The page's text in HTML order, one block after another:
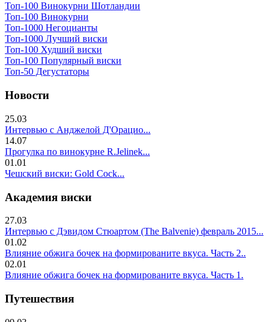
Топ-100 Винокурни Шотландии
Топ-100 Винокурни
Топ-1000 Негоцианты
Топ-1000 Лучший виски
Топ-100 Худший виски
Топ-100 Популярный виски
Топ-50 Дегустаторы
Новости
25.03
Интервью с Анджелой Д'Орацио...
14.07
Прогулка по винокурне R.Jelinek...
01.01
Чешский виски: Gold Cock...
Академия виски
27.03
Интервью с Дэвидом Стюартом (The Balvenie) февраль 2015...
01.02
Влияние обжига бочек на формированите вкуса. Часть 2..
02.01
Влияние обжига бочек на формированите вкуса. Часть 1.
Путешествия